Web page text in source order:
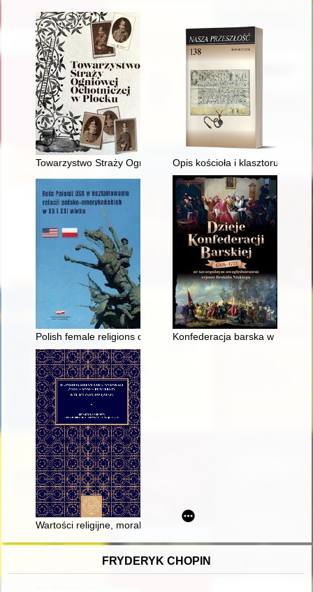
Towarzystwo Straży Ogniowej Ochotniczej w Płocku
Opis kościoła i klasztoru OO.
Polish female religions congregations in the USA
Konfederacja barska w
Wartości religijne, moralne, społeczne i narodowe w
FRYDERYK CHOPIN